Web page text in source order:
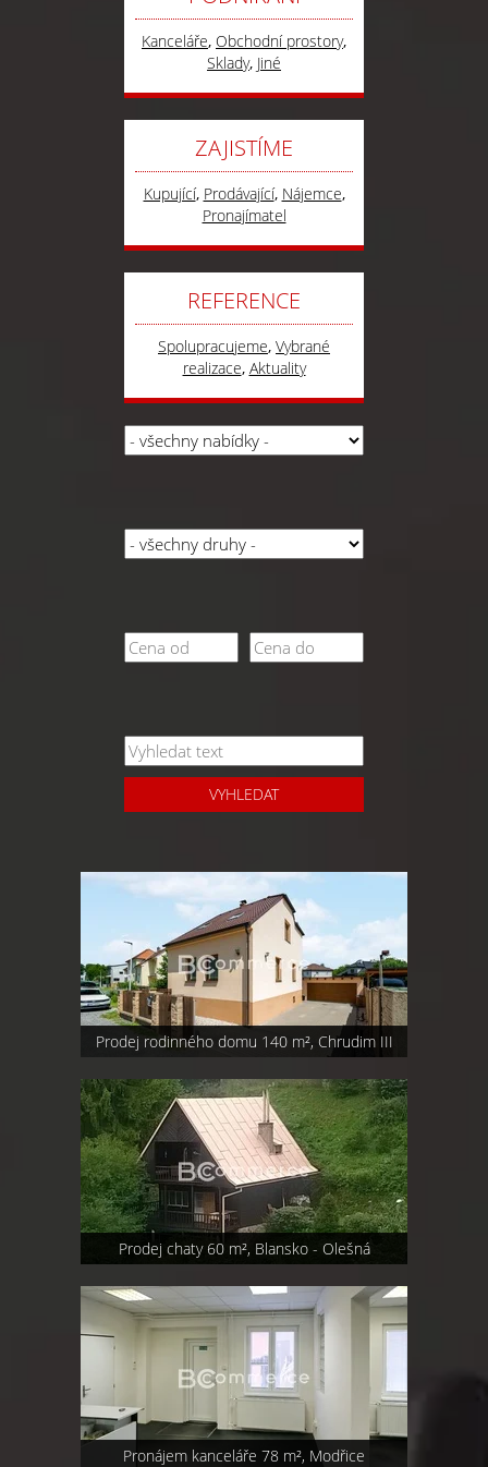
Kanceláře, Obchodní prostory,
Sklady, Jiné
ZAJISTÍME
Kupující, Prodávající, Nájemce,
Pronajímatel
REFERENCE
Spolupracujeme, Vybrané
realizace, Aktuality
VYHLEDAT
Prodej rodinného domu 140 m², Chrudim III
Prodej chaty 60 m², Blansko - Olešná
Pronájem kanceláře 78 m², Modřice